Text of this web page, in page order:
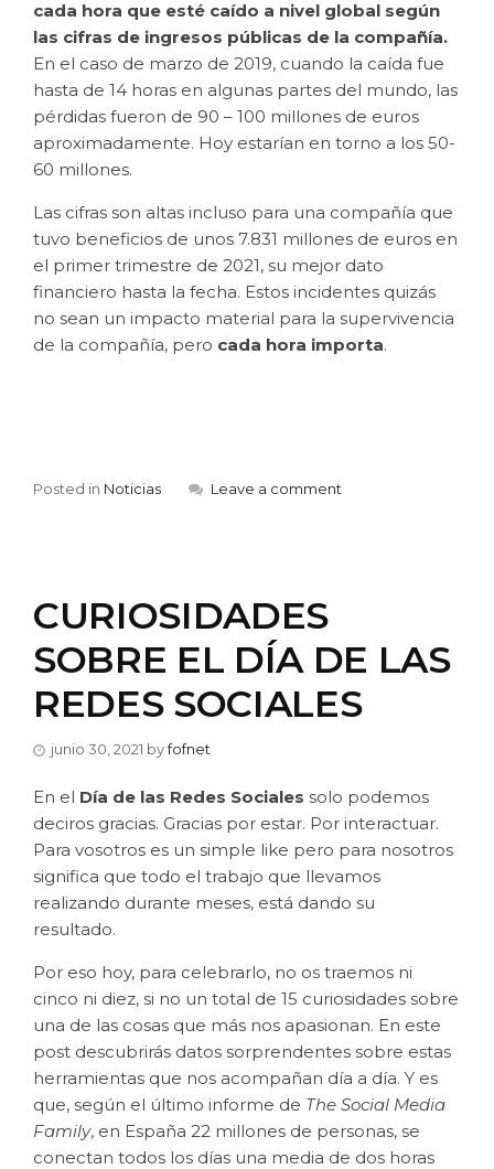
cada hora que esté caído a nivel global según
las cifras de ingresos públicas de la compañía.
En el caso de marzo de 2019, cuando la caída fue
hasta de 14 horas en algunas partes del mundo, las
pérdidas fueron de 90 – 100 millones de euros
aproximadamente. Hoy estarían en torno a los 50-
60 millones.
Las cifras son altas incluso para una compañía que
tuvo beneficios de unos 7.831 millones de euros en
el primer trimestre de 2021, su mejor dato
financiero hasta la fecha. Estos incidentes quizás
no sean un impacto material para la supervivencia
de la compañía, pero cada hora importa.
Posted in Noticias Leave a comment
CURIOSIDADES
SOBRE EL DÍA DE LAS
REDES SOCIALES
junio 30, 2021 byfofnet
En el Día de las Redes Sociales solo podemos
deciros gracias. Gracias por estar. Por interactuar.
Para vosotros es un simple like pero para nosotros
significa que todo el trabajo que llevamos
realizando durante meses, está dando su
resultado.
Por eso hoy, para celebrarlo, no os traemos ni
cinco ni diez, si no un total de 15 curiosidades sobre
una de las cosas que más nos apasionan. En este
post descubrirás datos sorprendentes sobre estas
herramientas que nos acompañan día a día. Y es
que, según el último informe de The Social Media
Family, en España 22 millones de personas, se
conectan todos los días una media de dos horas